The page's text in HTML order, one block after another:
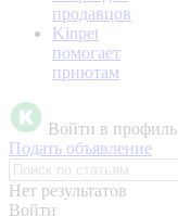
продавцов
Kinpet
помогает
приютам
Войти в профиль
Подать объявление
Нет результатов
Войти